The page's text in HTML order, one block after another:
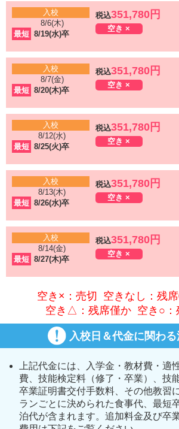
入校
8/6(木)
最短 8/19(水)卒
税込351,780円
空き ×
入校
8/7(金)
最短 8/20(木)卒
税込351,780円
空き ×
入校
8/12(水)
最短 8/25(火)卒
税込351,780円
空き ×
入校
8/13(木)
最短 8/26(水)卒
税込351,780円
空き ×
入校
8/14(金)
最短 8/27(木)卒
税込351,780円
空き ×
空き×：売切 空きなし：残
空き△：残席僅か 空き○：
入校日＆代金に関わ
上記代金には、入学金・教材費・適
費、技能検定料（修了・卒業）、技
卒業証明書交付手数料、その他教習
ランごとに決められた食事代、最短
泊代が含まれます。追加料金及び卒